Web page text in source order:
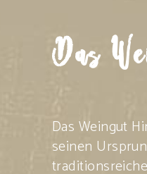
Das
Das Weingut
seinen